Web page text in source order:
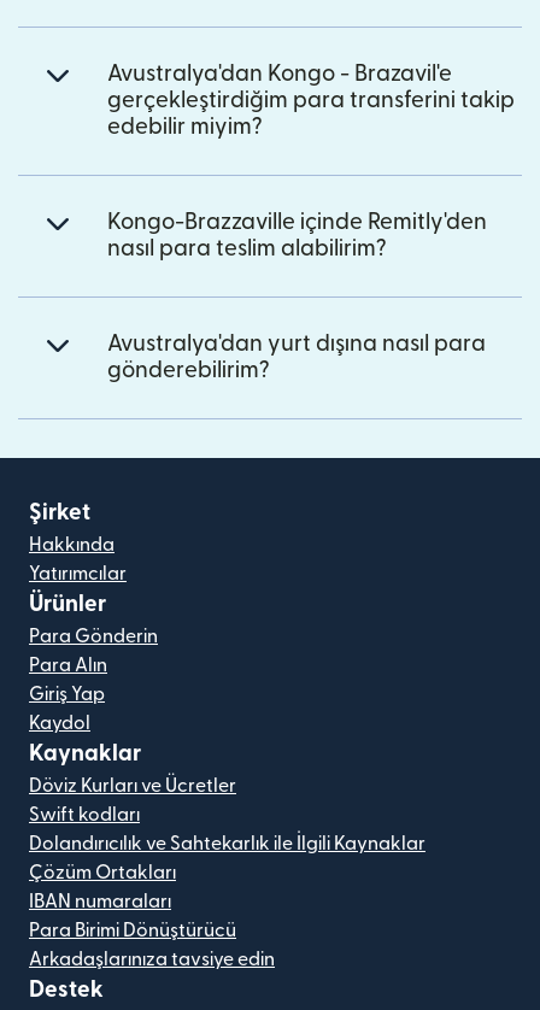
Avustralya'dan Kongo - Brazavil'e
gerçekleştirdiğim para transferini takip
edebilir miyim?
Kongo-Brazzaville içinde Remitly'den
nasıl para teslim alabilirim?
Avustralya'dan yurt dışına nasıl para
gönderebilirim?
Şirket
Hakkında
Yatırımcılar
Ürünler
Para Gönderin
Para Alın
Giriş Yap
Kaydol
Kaynaklar
Döviz Kurları ve Ücretler
Swift kodları
Dolandırıcılık ve Sahtekarlık ile İlgili Kaynaklar
Çözüm Ortakları
IBAN numaraları
Para Birimi Dönüştürücü
Arkadaşlarınıza tavsiye edin
Destek